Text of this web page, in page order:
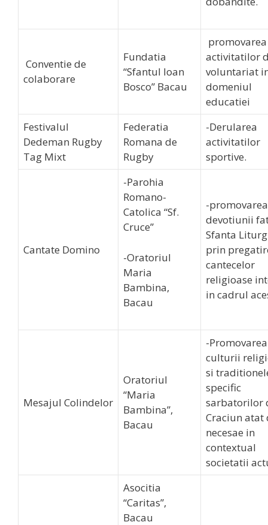
Conventie de
colaborare
Fundatia
“Sfantul Ioan
Bosco” Bacau
promovarea
activitatilor
voluntariat
domeniul
educatiei
Festivalul
Dedeman Rugby
Tag Mixt
Federatia
Romana de
Rugby
-Derularea
activitatilor
sportive.
Cantate Domino
-Parohia
Romano-
Catolica “Sf.
Cruce”
-Oratoriul
Maria
Bambina,
Bacau
-promovarea
devotiunii
Sfanta
prin
cantecelor
religioase
in cadrul
Mesajul Colindelor
Oratoriul
“Maria
Bambina”,
Bacau
-Promovarea
culturii
si
specific
sarbatorilor
Craciun atat
necesae in
contextual
societatii
Asocitia
“Caritas”,
Bacau